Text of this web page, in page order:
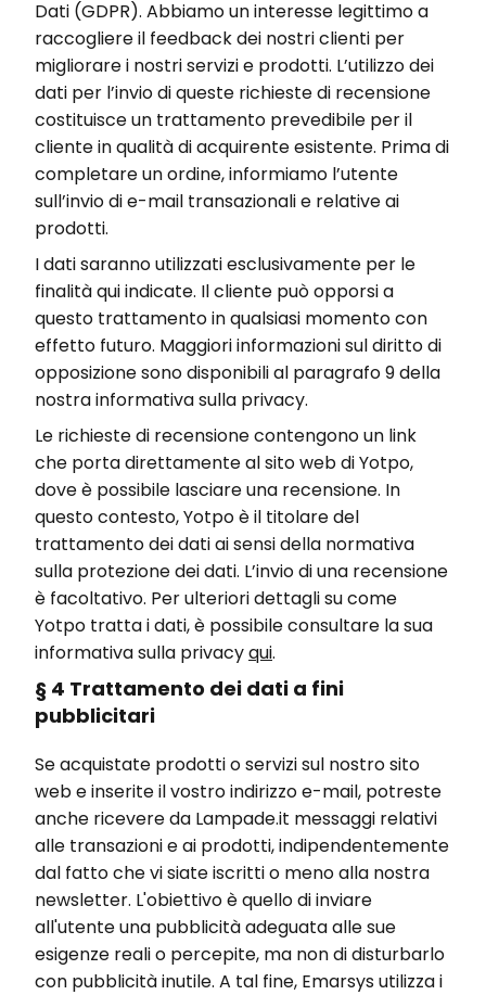
Dati (GDPR). Abbiamo un interesse legittimo a
raccogliere il feedback dei nostri clienti per
migliorare i nostri servizi e prodotti. L’utilizzo dei
dati per l’invio di queste richieste di recensione
costituisce un trattamento prevedibile per il
cliente in qualità di acquirente esistente. Prima di
completare un ordine, informiamo l’utente
sull’invio di e-mail transazionali e relative ai
prodotti.
I dati saranno utilizzati esclusivamente per le
finalità qui indicate. Il cliente può opporsi a
questo trattamento in qualsiasi momento con
effetto futuro. Maggiori informazioni sul diritto di
opposizione sono disponibili al paragrafo 9 della
nostra informativa sulla privacy.
Le richieste di recensione contengono un link
che porta direttamente al sito web di Yotpo,
dove è possibile lasciare una recensione. In
questo contesto, Yotpo è il titolare del
trattamento dei dati ai sensi della normativa
sulla protezione dei dati. L’invio di una recensione
è facoltativo. Per ulteriori dettagli su come
Yotpo tratta i dati, è possibile consultare la sua
informativa sulla privacyqui.
§ 4 Trattamento dei dati a fini
pubblicitari
Se acquistate prodotti o servizi sul nostro sito
web e inserite il vostro indirizzo e-mail, potreste
anche ricevere da Lampade.it messaggi relativi
alle transazioni e ai prodotti, indipendentemente
dal fatto che vi siate iscritti o meno alla nostra
newsletter. L'obiettivo è quello di inviare
all'utente una pubblicità adeguata alle sue
esigenze reali o percepite, ma non di disturbarlo
con pubblicità inutile. A tal fine, Emarsys utilizza i